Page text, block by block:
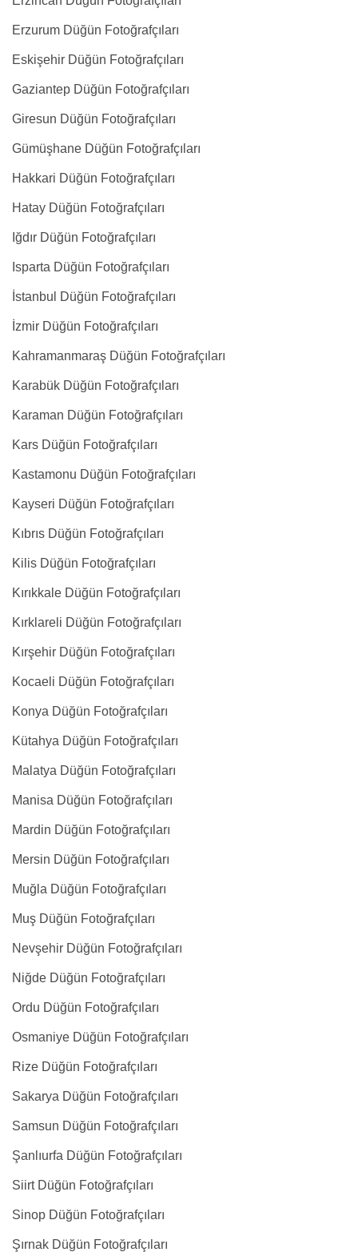
Erzurum Düğün Fotoğrafçıları
Eskişehir Düğün Fotoğrafçıları
Gaziantep Düğün Fotoğrafçıları
Giresun Düğün Fotoğrafçıları
Gümüşhane Düğün Fotoğrafçıları
Hakkari Düğün Fotoğrafçıları
Hatay Düğün Fotoğrafçıları
Iğdır Düğün Fotoğrafçıları
Isparta Düğün Fotoğrafçıları
İstanbul Düğün Fotoğrafçıları
İzmir Düğün Fotoğrafçıları
Kahramanmaraş Düğün Fotoğrafçıları
Karabük Düğün Fotoğrafçıları
Karaman Düğün Fotoğrafçıları
Kars Düğün Fotoğrafçıları
Kastamonu Düğün Fotoğrafçıları
Kayseri Düğün Fotoğrafçıları
Kıbrıs Düğün Fotoğrafçıları
Kilis Düğün Fotoğrafçıları
Kırıkkale Düğün Fotoğrafçıları
Kırklareli Düğün Fotoğrafçıları
Kırşehir Düğün Fotoğrafçıları
Kocaeli Düğün Fotoğrafçıları
Konya Düğün Fotoğrafçıları
Kütahya Düğün Fotoğrafçıları
Malatya Düğün Fotoğrafçıları
Manisa Düğün Fotoğrafçıları
Mardin Düğün Fotoğrafçıları
Mersin Düğün Fotoğrafçıları
Muğla Düğün Fotoğrafçıları
Muş Düğün Fotoğrafçıları
Nevşehir Düğün Fotoğrafçıları
Niğde Düğün Fotoğrafçıları
Ordu Düğün Fotoğrafçıları
Osmaniye Düğün Fotoğrafçıları
Rize Düğün Fotoğrafçıları
Sakarya Düğün Fotoğrafçıları
Samsun Düğün Fotoğrafçıları
Şanlıurfa Düğün Fotoğrafçıları
Siirt Düğün Fotoğrafçıları
Sinop Düğün Fotoğrafçıları
Şırnak Düğün Fotoğrafçıları